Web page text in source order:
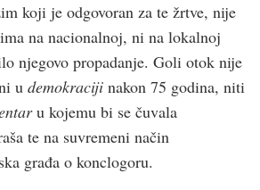
koji je odgovoran za te žrtve, nije
na nacionalnoj, ni na lokalnoj
njegovo propadanje. Goli otok nije
u demokraciji nakon 75 godina, niti
u kojemu bi se čuvala
te na suvremeni način
građa o konclogoru.